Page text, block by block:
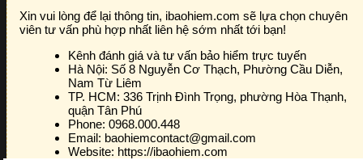
Xin vui lòng để lại thông tin, ibaohiem.com sẽ lựa chọn chuyên
viên tư vấn phù hợp nhất liên hệ sớm nhất tới bạn!
Kênh đánh giá và tư vấn bảo hiểm trực tuyến
Hà Nội: Số 8 Nguyễn Cơ Thạch, Phường Cầu Diễn,
Nam Từ Liêm
TP. HCM: 336 Trịnh Đình Trọng, phường Hòa Thạnh,
quận Tân Phú
Phone: 0968.000.448
Email: baohiemcontact@gmail.com
Website: https://ibaohiem.com